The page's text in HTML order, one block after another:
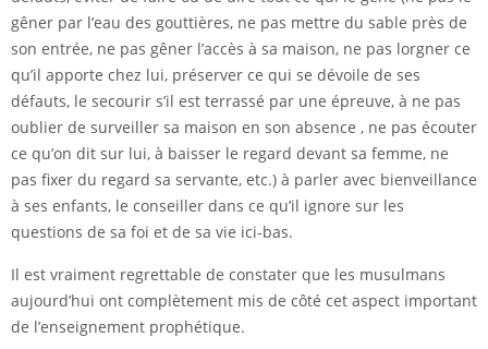
gêner par l’eau des gouttières, ne pas mettre du sable près de
son entrée, ne pas gêner l’accès à sa maison, ne pas lorgner ce
qu’il apporte chez lui, préserver ce qui se dévoile de ses
défauts, le secourir s’il est terrassé par une épreuve, à ne pas
oublier de surveiller sa maison en son absence , ne pas écouter
ce qu’on dit sur lui, à baisser le regard devant sa femme, ne
pas fixer du regard sa servante, etc.) à parler avec bienveillance
à ses enfants, le conseiller dans ce qu’il ignore sur les
questions de sa foi et de sa vie ici-bas.
Il est vraiment regrettable de constater que les musulmans
aujourd’hui ont complètement mis de côté cet aspect important
de l’enseignement prophétique.